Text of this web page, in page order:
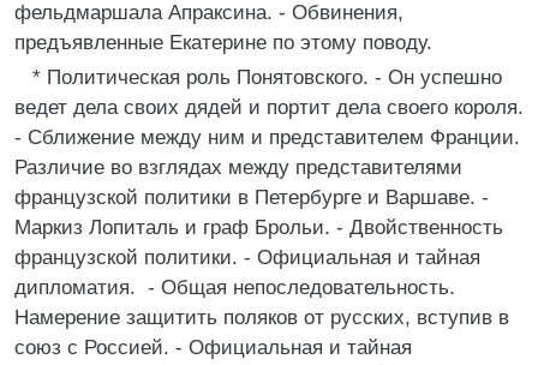
фельдмаршала Апраксина. - Обвинения,
предъявленные Екатерине по этому поводу.
* Политическая роль Понятовского. - Он успешно
ведет дела своих дядей и портит дела своего короля.
- Сближение между ним и представителем Франции.
Различие во взглядах между представителями
французской политики в Петербурге и Варшаве. -
Маркиз Лопиталь и граф Брольи. - Двойственность
французской политики. - Официальная и тайная
дипломатия. - Общая непоследовательность.
Намерение защитить поляков от русских, вступив в
союз с Россией. - Официальная и тайная